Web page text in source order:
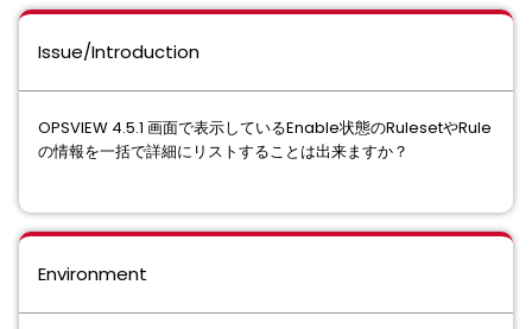
Issue/Introduction
OPSVIEW 4.5.1 画面で表示しているEnable状態のRulesetやRule
の情報を一括で詳細にリストすることは出来ますか？
Environment